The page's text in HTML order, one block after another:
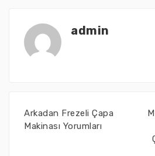
admin
Arkadan Frezeli Çapa
Makinası Yorumları